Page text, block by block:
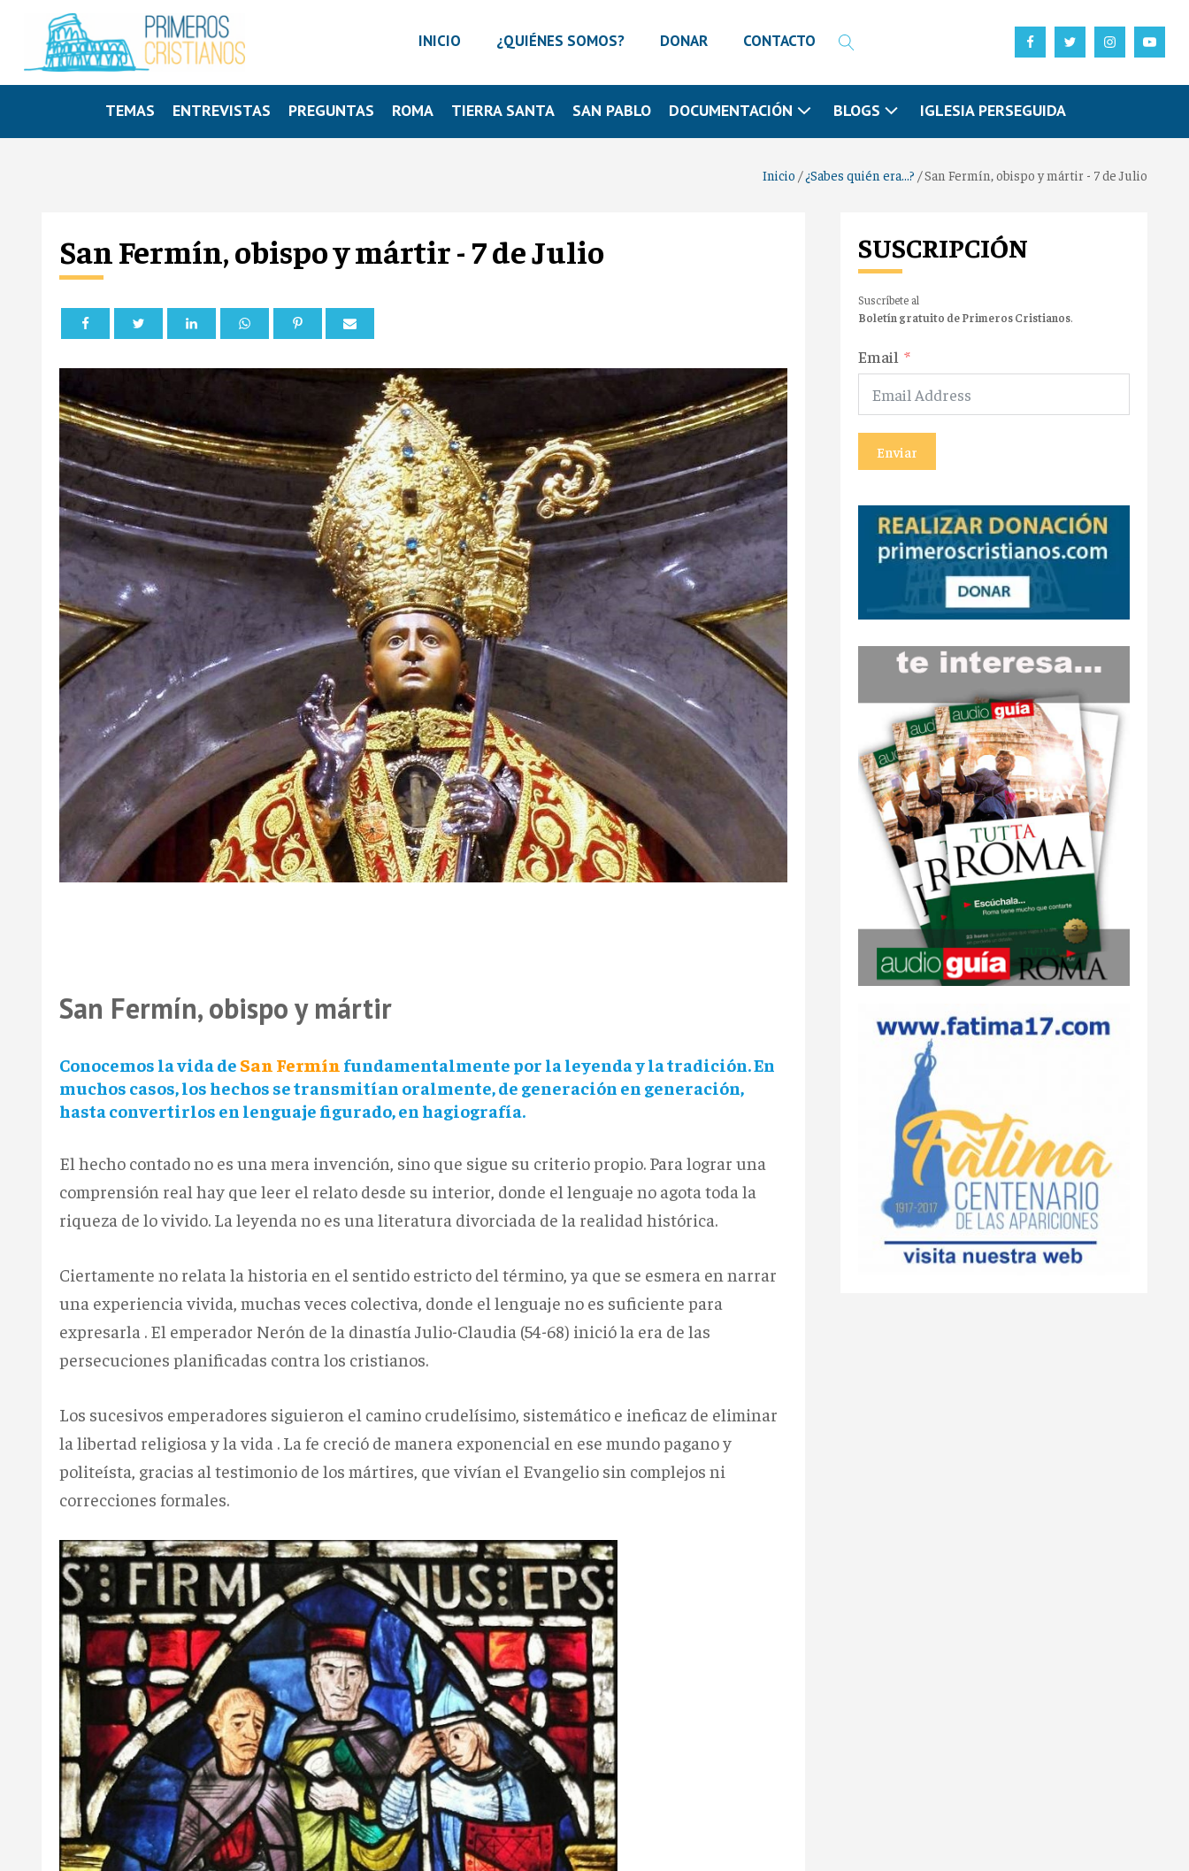
INICIO ¿QUIÉNES SOMOS? DONAR CONTACTO
TEMAS ENTREVISTAS PREGUNTAS ROMA TIERRA SANTA SAN PABLO DOCUMENTACIÓN BLOGS IGLESIA PERSEGUIDA
Inicio /¿Sabes quién era...? /San Fermín, obispo y mártir - 7 de Julio
San Fermín, obispo y mártir - 7 de Julio
San Fermín, obispo y mártir
Conocemos la vida de San Fermín fundamentalmente por la leyenda y la tradición. En
muchos casos, los hechos se transmitían oralmente, de generación en generación,
hasta convertirlos en lenguaje figurado, en hagiografía.
El hecho contado no es una mera invención, sino que sigue su criterio propio. Para lograr una
comprensión real hay que leer el relato desde su interior, donde el lenguaje no agota toda la
riqueza de lo vivido. La leyenda no es una literatura divorciada de la realidad histórica.
Ciertamente no relata la historia en el sentido estricto del término, ya que se esmera en narrar
una experiencia vivida, muchas veces colectiva, donde el lenguaje no es suficiente para
expresarla . El emperador Nerón de la dinastía Julio-Claudia (54-68) inició la era de las
persecuciones planificadas contra los cristianos.
Los sucesivos emperadores siguieron el camino crudelísimo, sistemático e ineficaz de eliminar
la libertad religiosa y la vida . La fe creció de manera exponencial en ese mundo pagano y
politeísta, gracias al testimonio de los mártires, que vivían el Evangelio sin complejos ni
correcciones formales.
SUSCRIPCIÓN
Suscríbete al
Boletín gratuito de Primeros Cristianos.
Email
Enviar